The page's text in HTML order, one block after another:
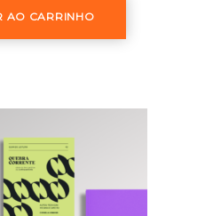
AO CARRINHO